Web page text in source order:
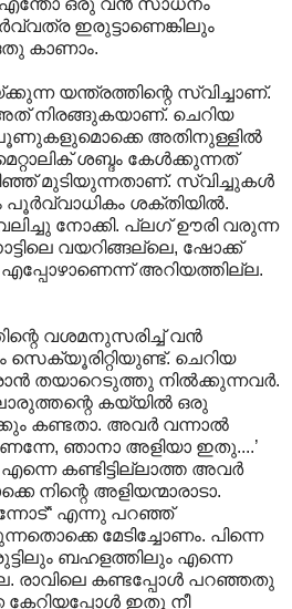
ഇരുട്ടാണെങ്കിലും
കാണാം.
യന്ത്രത്തിന്റെ സ്വിച്ചാണ്.
നിരങ്ങുകയാണ്. ചെറിയ
അതിനുള്ളിൽ
ശബ്ദം കേൾക്കുന്നത്
മുടിയുന്നതാണ്. സ്വിച്ചുകൾ
പൂർവ്വാധികം ശക്തിയിൽ.
നോക്കി. പ്ലഗ് ഊരി വരുന്ന
വയറിങ്ങല്ലെ, ഷോക്ക്
എപ്പോഴാണെന്ന് അറിയത്തില്ല.
വശമനുസരിച്ച് വൻ
സെക്യൂരിറ്റിയുണ്ട്. ചെറിയ
തയാറെടുത്തു നിൽക്കുന്നവർ.
കയ്യിൽ ഒരു
കണ്ടതാ. അവർ വന്നാൽ
ഞാനാ അളിയാ ഇതു....’
കണ്ടിട്ടില്ലാത്ത അവർ
നിന്റെ അളിയന്മാരാടാ.
എന്നു പറഞ്ഞ്
മേടിച്ചോണം. പിന്നെ
ബഹളത്തിലും എന്നെ
രാവിലെ കണ്ടപ്പോൾ പറഞ്ഞതു
കേറിയപ്പോൾ ഇതു നീ